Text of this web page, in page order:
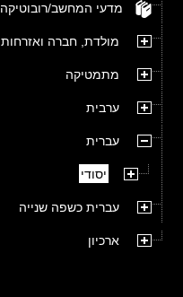
מדעי המחשב/רובוטיקה
מולדת, חברה ואזרחות
מתמטיקה
ערבית
עברית
יסודי
עברית כשפה שנייה
ארכיון